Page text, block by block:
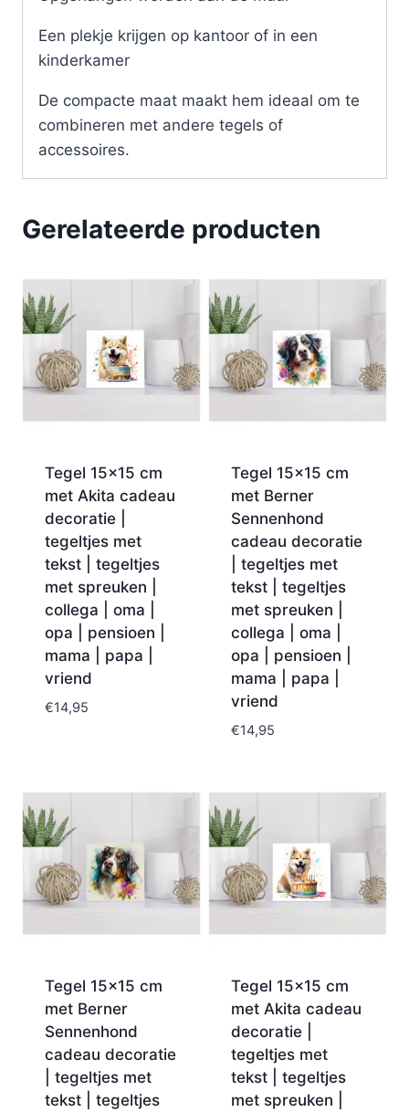
Een plekje krijgen op kantoor of in een
kinderkamer
De compacte maat maakt hem ideaal om te
combineren met andere tegels of
accessoires.
Gerelateerde producten
Tegel 15×15 cm
met Akita cadeau
decoratie |
tegeltjes met
tekst | tegeltjes
met spreuken |
collega | oma |
opa | pensioen |
mama | papa |
vriend
€14,95
Tegel 15×15 cm
met Berner
Sennenhond
cadeau decoratie
| tegeltjes met
tekst | tegeltjes
met spreuken |
collega | oma |
opa | pensioen |
mama | papa |
vriend
€14,95
Tegel 15×15 cm
met Berner
Sennenhond
cadeau decoratie
| tegeltjes met
tekst | tegeltjes
Tegel 15×15 cm
met Akita cadeau
decoratie |
tegeltjes met
tekst | tegeltjes
met spreuken |